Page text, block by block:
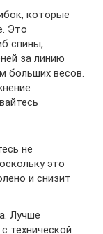
которые
Это
спины,
за линию
больших весов.
не
это
и снизит
Лучше
технической